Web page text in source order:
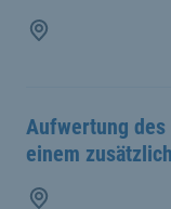
Aufwertung
einem